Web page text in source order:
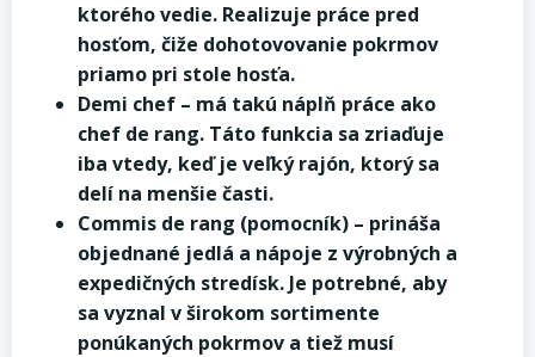
ktorého vedie. Realizuje práce pred
hosťom, čiže dohotovovanie pokrmov
priamo pri stole hosťa.
Demi chef – má takú náplň práce ako
chef de rang. Táto funkcia sa zriaďuje
iba vtedy, keď je veľký rajón, ktorý sa
delí na menšie časti.
Commis de rang (pomocník) – prináša
objednané jedlá a nápoje z výrobných a
expedičných stredísk. Je potrebné, aby
sa vyznal v širokom sortimente
ponúkaných pokrmov a tiež musí